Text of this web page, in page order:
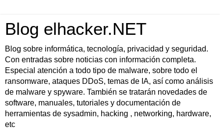
Blog elhacker.NET
Blog sobre informática, tecnología, privacidad y seguridad.
Con entradas sobre noticias con información completa.
Especial atención a todo tipo de malware, sobre todo el
ransomware, ataques DDoS, temas de IA, así como análisis
de malware y spyware. También se tratarán novedades de
software, manuales, tutoriales y documentación de
herramientas de sysadmin, hacking , networking, hardware,
etc